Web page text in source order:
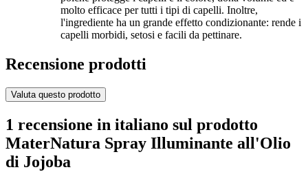
molto efficace per tutti i tipi di capelli. Inoltre,
l'ingrediente ha un grande effetto condizionante: rende i
capelli morbidi, setosi e facili da pettinare.
Recensione prodotti
Valuta questo prodotto
1 recensione in italiano sul prodotto
MaterNatura Spray Illuminante all'Olio
di Jojoba